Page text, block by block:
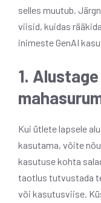
selles muutub.
viisid, kuidas
inimeste GenAI
1.
Kui ütlete lapsele
kasutama, võite
kasutuse kohta
taotlus tutvustada
või kasutusviise.